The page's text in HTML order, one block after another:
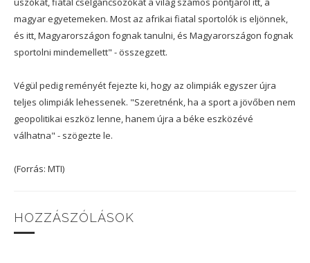
magyar egyetemeken. Most az afrikai fiatal sportolók is eljönnek,
és itt, Magyarországon fognak tanulni, és Magyarországon fognak
sportolni mindemellett" - összegzett.
Végül pedig reményét fejezte ki, hogy az olimpiák egyszer újra
teljes olimpiák lehessenek. "Szeretnénk, ha a sport a jövőben nem
geopolitikai eszköz lenne, hanem újra a béke eszközévé
válhatna" - szögezte le.
(Forrás: MTI)
HOZZÁSZÓLÁSOK